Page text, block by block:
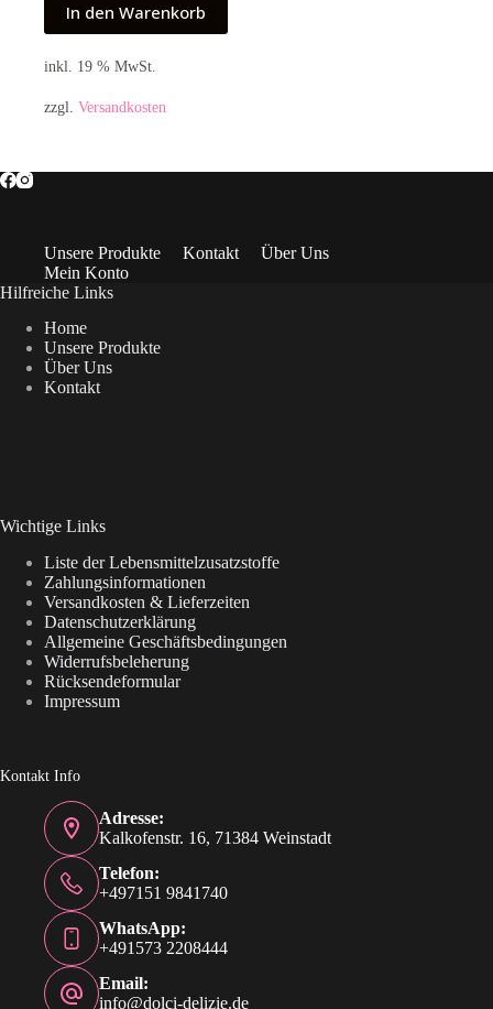
In den Warenkorb
inkl. 19 % MwSt.
zzgl. Versandkosten
Unsere Produkte Kontakt
Über Uns
Mein Konto
Hilfreiche Links
Home
Unsere Produkte
Über Uns
Kontakt
Wichtige Links
Liste der Lebensmittelzusatzstoffe
Zahlungsinformationen
Versandkosten & Lieferzeiten
Datenschutzerklärung
Allgemeine Geschäftsbedingungen
Widerrufsbeleherung
Rücksendeformular
Impressum
Kontakt Info
Adresse:
Kalkofenstr. 16, 71384 Weinstadt
Telefon:
+497151 9841740
WhatsApp:
+491573 2208444
Email:
info@dolci-delizie.de